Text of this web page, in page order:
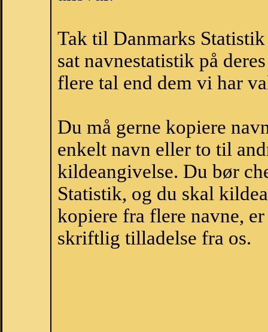
Tak til Danmarks
sat navnestatistik på
flere tal end dem vi har
Du må gerne kopiere
enkelt navn eller to til
kildeangivelse. Du bør
Statistik, og du skal
kopiere fra flere navne,
skriftlig tilladelse fra os.